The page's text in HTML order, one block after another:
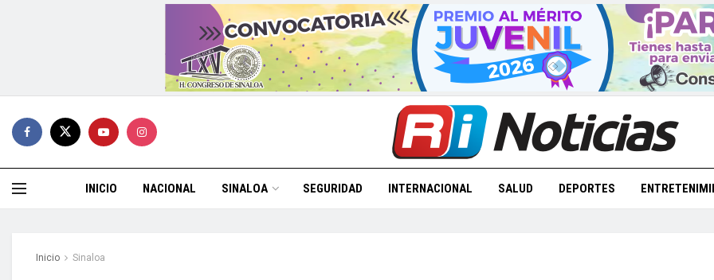
INICIO NACIONAL SINALOA SEGURIDAD INTERNACIONAL SALUD DEPORTES
Inicio Sinaloa